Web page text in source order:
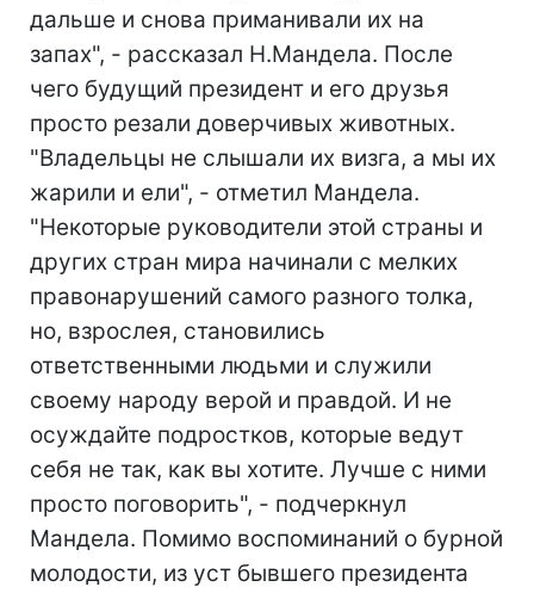
дальше и снова приманивали их на
запах", - рассказал Н.Мандела. После
чего будущий президент и его друзья
просто резали доверчивых животных.
"Владельцы не слышали их визга, а мы их
жарили и ели", - отметил Мандела.
"Некоторые руководители этой страны и
других стран мира начинали с мелких
правонарушений самого разного толка,
но, взрослея, становились
ответственными людьми и служили
своему народу верой и правдой. И не
осуждайте подростков, которые ведут
себя не так, как вы хотите. Лучше с ними
просто поговорить", - подчеркнул
Мандела. Помимо воспоминаний о бурной
молодости, из уст бывшего президента